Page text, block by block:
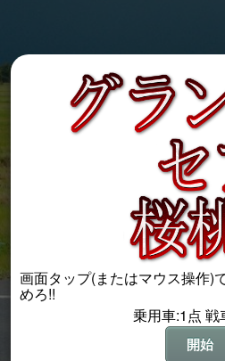
画面タップ(またはマウス操作)
めろ!!
乗用車:1点 戦
開始